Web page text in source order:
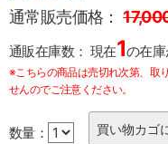
通常販売価格：
通販在庫数： 現在1の在庫
※こちらの商品は売切れ次第、取
せんのでご注意ください。
数量：